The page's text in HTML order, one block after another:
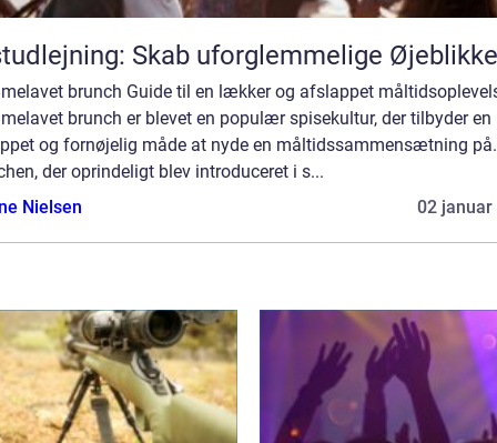
Skab uforglemmelige Øjeblikke
brunch Guide til en lækker og afslappet
brunch er blevet en populær spisekultur, der tilbyder en
og fornøjelig måde at nyde en måltidssammensætning på.
der oprindeligt blev introduceret i s...
Nielsen
02 januar